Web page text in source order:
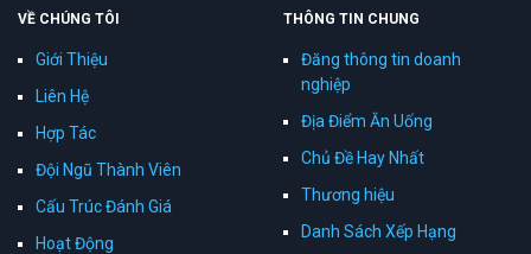
VỀ CHÚNG TÔI
Giới Thiệu
Liên Hệ
Hợp Tác
Đội Ngũ Thành Viên
Cấu Trúc Đánh Giá
Hoạt Động
THÔNG TIN CHUNG
Đăng thông tin doanh
nghiệp
Địa Điểm Ăn Uống
Chủ Đề Hay Nhất
Thương hiệu
Danh Sách Xếp Hạng